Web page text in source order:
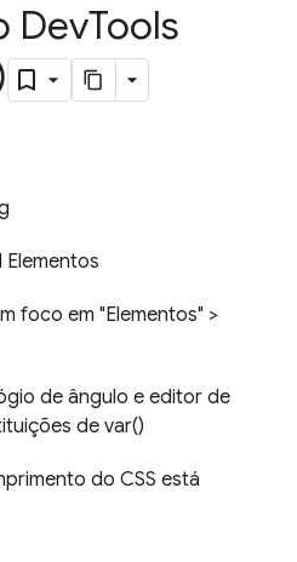
DevTools
foco em "Elementos" >
de ângulo e editor de
devar()
do CSS está